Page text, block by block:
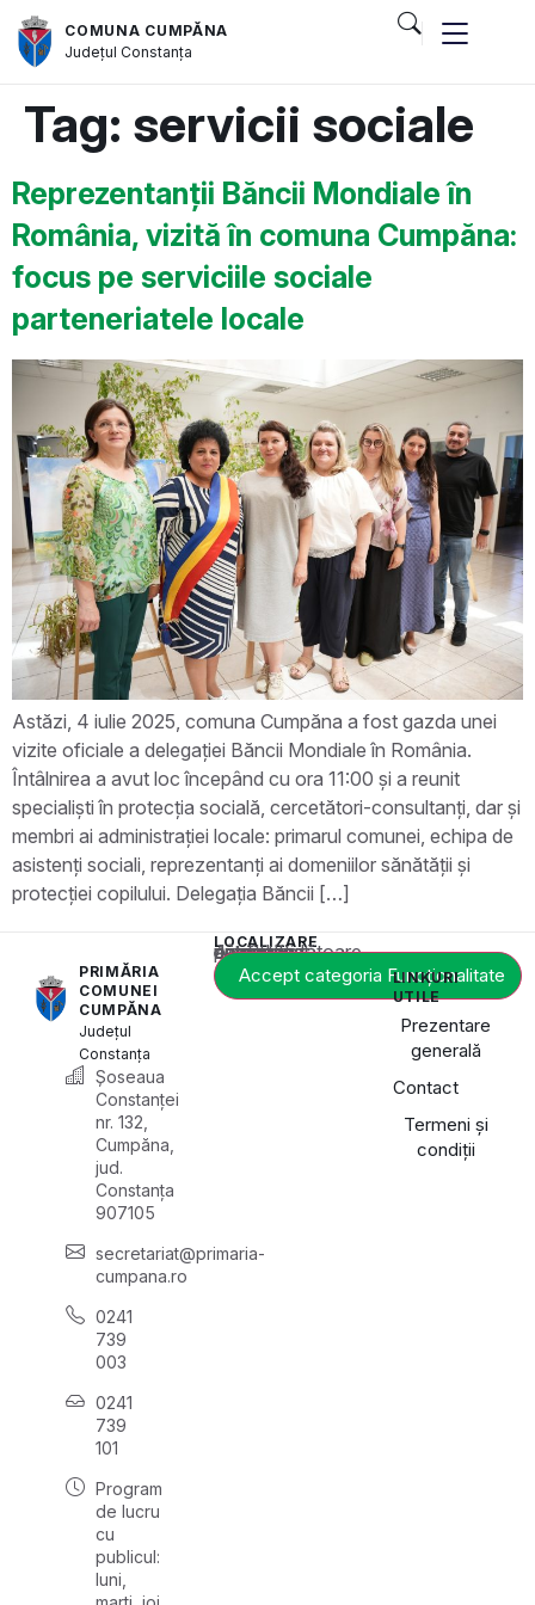
COMUNA CUMPĂNA
JudețulConstanța
Tag: servicii sociale
Reprezentanții Băncii Mondiale în
România, vizită în comuna Cumpăna:
focus pe serviciile sociale
parteneriatele locale
Astăzi, 4 iulie 2025, comuna Cumpăna a fost gazda unei
vizite oficiale a delegației Băncii Mondiale în România.
Întâlnirea a avut loc începând cu ora 11:00 și a reunit
specialiști în protecția socială, cercetători-consultanți, dar și
membri ai administrației locale: primarul comunei, echipa de
asistenți sociali, reprezentanți ai domeniilor sănătății și
protecției copilului. Delegația Băncii […]
PRIMĂRIA
COMUNEI
CUMPĂNA
Județul
Constanța
Șoseaua
Constanței
nr. 132,
Cumpăna,
jud.
Constanța
907105
secretariat@primaria-
cumpana.ro
0241
739
003
0241
739
101
Program
de lucru
cu
publicul:
luni,
LOCALIZARE
Acest conținut este blocat până când acceptați categoria corespunzătoare de cookie-uri.
Accept categoria Funcționalitate
LINKURI
UTILE
Prezentare
generală
Contact
Termeni și
condiții